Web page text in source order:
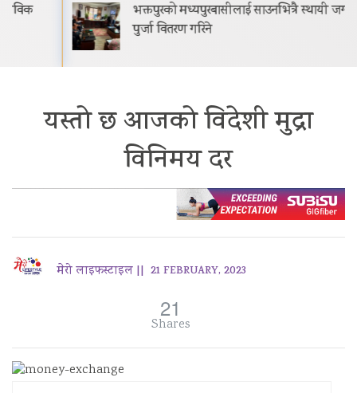
भक्तपुरको मध्यपुरबासीलाई साउनभित्रै स्थायी जग्गाधनी
पुर्जा वितरण गरिने
यस्तो छ आजको विदेशी मुद्रा
विनिमय दर
मेरो लाइफस्टाइल || 21 FEBRUARY, 2023
21
Shares